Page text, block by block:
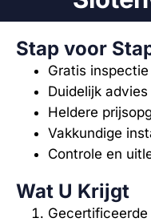
Stap voor
Gratis
Duidelijk
Heldere
Vakkundige
Controle en
Wat U Krijgt
Gecertificeerde